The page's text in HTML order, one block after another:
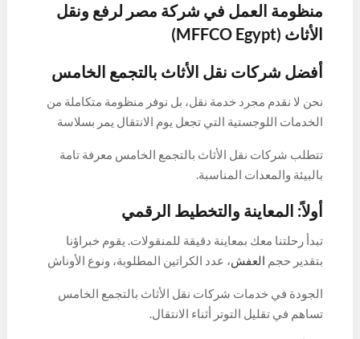
وصول الأثاث بحالته الأصلية مهما كانت الظروف
الجوية.
منظومة العمل في شركة مصر لرفع ونقل
الأثاث (MFFCO Egypt)
أفضل شركات نقل الأثاث بالتجمع الخامس
نحن لا نقدم مجرد خدمة نقل، بل نوفر منظومة متكاملة من
الخدمات اللوجستية التي تجعل يوم الانتقال يمر بسلاسة
تتطلب شركات نقل الأثاث بالتجمع الخامس معرفة تامة
بالبيئة والمعدات المناسبة.
أولاً: المعاينة والتخطيط الرقمي
تبدأ رحلتنا معك بمعاينة دقيقة للمنقولات. يقوم خبراؤنا
بتقدير حجم العفش، عدد الكراتين المطلوبة، ونوع الأوناش
في تفادي أي مفاجآت غير سارة أثناء العمل.
الجودة في خدمات شركات نقل الأثاث بالتجمع الخامس
تساهم في تقليل التوتر أثناء الانتقال.